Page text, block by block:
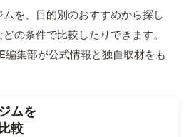
を、目的別のおすすめから探し
の条件で比較したりできます。
集部が公式情報と独自取材をも
ムを
較